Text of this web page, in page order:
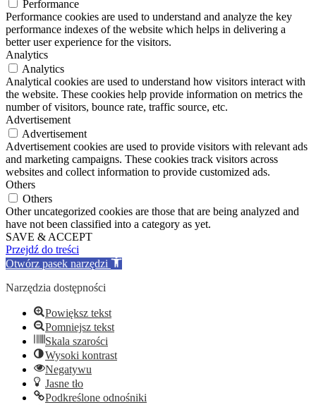
Performance
Performance cookies are used to understand and analyze the key
performance indexes of the website which helps in delivering a
better user experience for the visitors.
Analytics
Analytics
Analytical cookies are used to understand how visitors interact with
the website. These cookies help provide information on metrics the
number of visitors, bounce rate, traffic source, etc.
Advertisement
Advertisement
Advertisement cookies are used to provide visitors with relevant ads
and marketing campaigns. These cookies track visitors across
websites and collect information to provide customized ads.
Others
Others
Other uncategorized cookies are those that are being analyzed and
have not been classified into a category as yet.
SAVE & ACCEPT
Przejdź do treści
Otwórz pasek narzędzi
Narzędzia dostępności
Powiększ tekst
Pomniejsz tekst
Skala szarości
Wysoki kontrast
Negatywu
Jasne tło
Podkreślone odnośniki